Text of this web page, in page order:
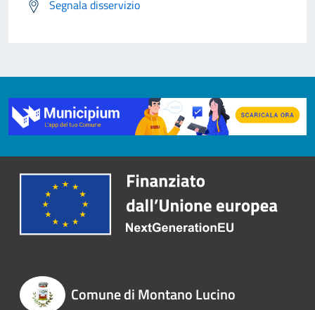
Segnala disservizio
Comune di Montano Lucino